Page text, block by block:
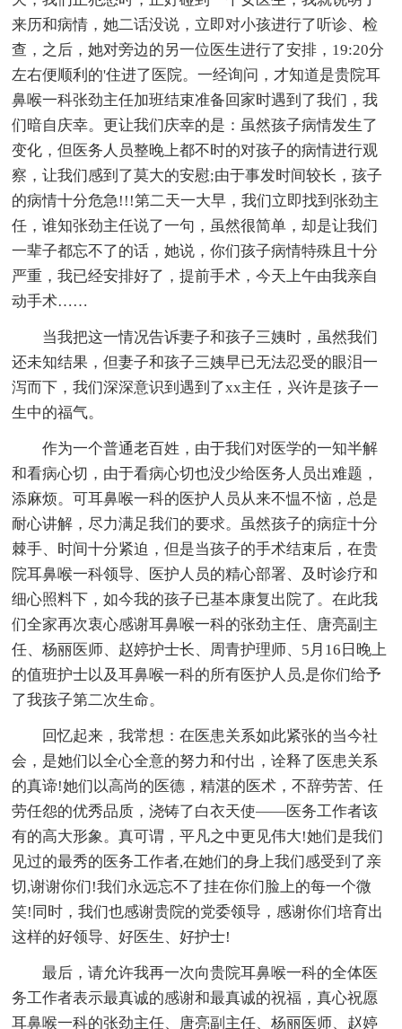
来历和病情，她二话没说，立即对小孩进行了听诊、检
查，之后，她对旁边的另一位医生进行了安排，19:20分
左右便顺利的'住进了医院。一经询问，才知道是贵院耳
鼻喉一科张劲主任加班结束准备回家时遇到了我们，我
们暗自庆幸。更让我们庆幸的是：虽然孩子病情发生了
变化，但医务人员整晚上都不时的对孩子的病情进行观
察，让我们感到了莫大的安慰;由于事发时间较长，孩子
的病情十分危急!!!第二天一大早，我们立即找到张劲主
任，谁知张劲主任说了一句，虽然很简单，却是让我们
一辈子都忘不了的话，她说，你们孩子病情特殊且十分
严重，我已经安排好了，提前手术，今天上午由我亲自
动手术……
当我把这一情况告诉妻子和孩子三姨时，虽然我们
还未知结果，但妻子和孩子三姨早已无法忍受的眼泪一
泻而下，我们深深意识到遇到了xx主任，兴许是孩子一
生中的福气。
作为一个普通老百姓，由于我们对医学的一知半解
和看病心切，由于看病心切也没少给医务人员出难题，
添麻烦。可耳鼻喉一科的医护人员从来不愠不恼，总是
耐心讲解，尽力满足我们的要求。虽然孩子的病症十分
棘手、时间十分紧迫，但是当孩子的手术结束后，在贵
院耳鼻喉一科领导、医护人员的精心部署、及时诊疗和
细心照料下，如今我的孩子已基本康复出院了。在此我
们全家再次衷心感谢耳鼻喉一科的张劲主任、唐亮副主
任、杨丽医师、赵婷护士长、周青护理师、5月16日晚上
的值班护士以及耳鼻喉一科的所有医护人员,是你们给予
了我孩子第二次生命。
回忆起来，我常想：在医患关系如此紧张的当今社
会，是她们以全心全意的努力和付出，诠释了医患关系
的真谛!她们以高尚的医德，精湛的医术，不辞劳苦、任
劳任怨的优秀品质，浇铸了白衣天使——医务工作者该
有的高大形象。真可谓，平凡之中更见伟大!她们是我们
见过的最秀的医务工作者,在她们的身上我们感受到了亲
切,谢谢你们!我们永远忘不了挂在你们脸上的每一个微
笑!同时，我们也感谢贵院的党委领导，感谢你们培育出
这样的好领导、好医生、好护士!
最后，请允许我再一次向贵院耳鼻喉一科的全体医
务工作者表示最真诚的感谢和最真诚的祝福，真心祝愿
耳鼻喉一科的张劲主任、唐亮副主任、杨丽医师、赵婷